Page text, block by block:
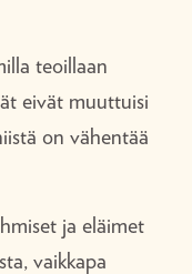
teoillaan
eivät muuttuisi
on vähentää
ja eläimet
vaikkapa